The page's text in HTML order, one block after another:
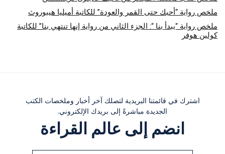
ملخص رواية “أحبك حتى القمر والعودة” للكاتبة أميليا هيبوروث
ملخص رواية “يبدأ بنا “: الجزء الثاني من رواية إنها تنتهي بنا” للكاتبة
كولين هوفر
اشترك في قائمتنا البريدية لتصلك آخر أخبار وملخصات الكتب
الجديدة مباشرةً إلى بريدك الإلكتروني.
انضم إلى عالم القراءة